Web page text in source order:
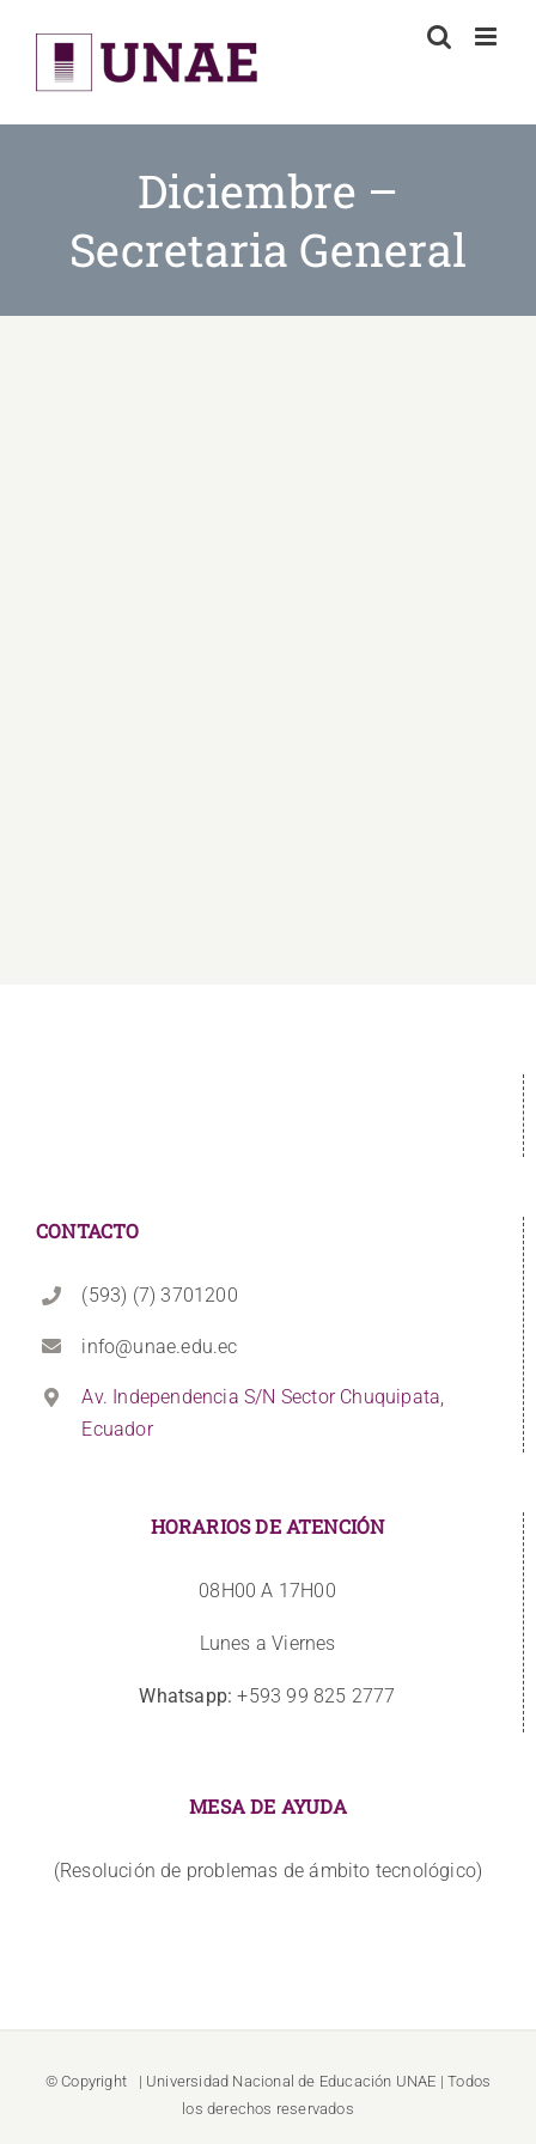
content
Diciembre –
Secretaria General
CONTACTO
(593) (7) 3701200
info@unae.edu.ec
Av. Independencia S/N Sector Chuquipata,
Ecuador
HORARIOS DE ATENCIÓN
08H00 A 17H00
Lunes a Viernes
Whatsapp: +593 99 825 2777
MESA DE AYUDA
(Resolución de problemas de ámbito tecnológico)
© Copyright | Universidad Nacional de Educación UNAE | Todos
los derechos reservados